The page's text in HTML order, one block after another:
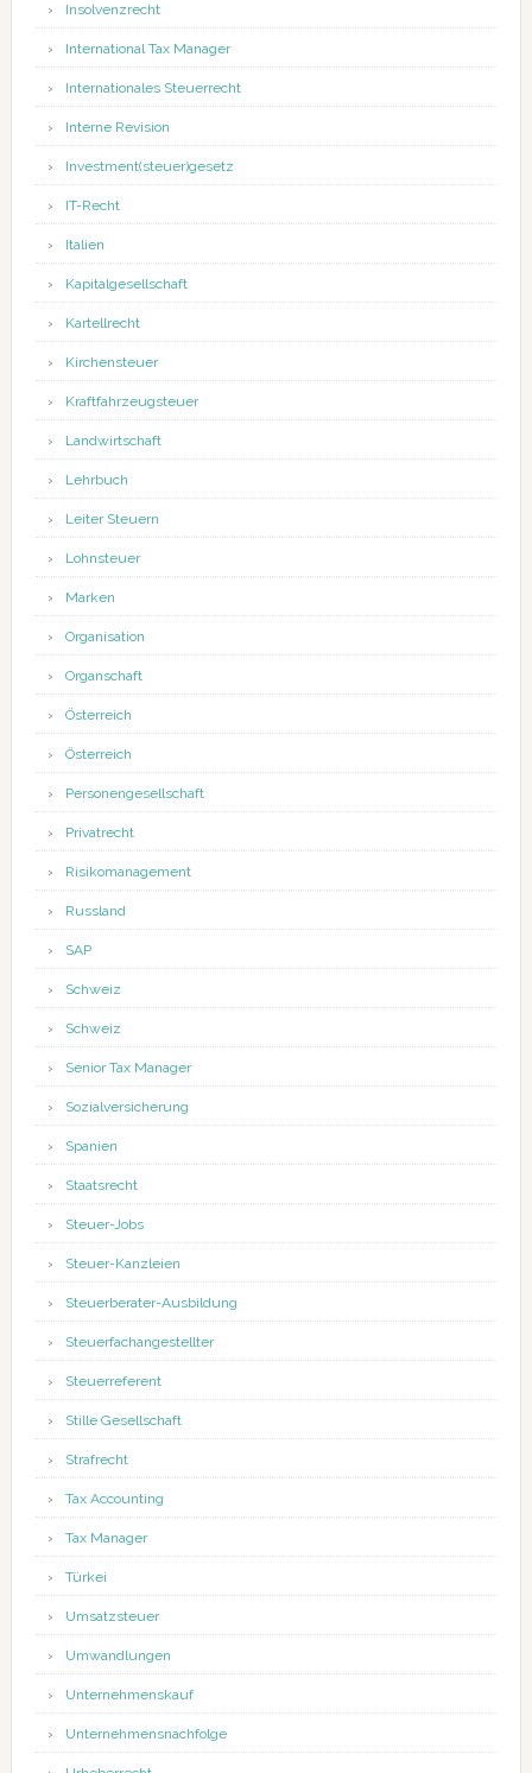
Insolvenzrecht
International Tax Manager
Internationales Steuerrecht
Interne Revision
Investment(steuer)gesetz
IT-Recht
Italien
Kapitalgesellschaft
Kartellrecht
Kirchensteuer
Kraftfahrzeugsteuer
Landwirtschaft
Lehrbuch
Leiter Steuern
Lohnsteuer
Marken
Organisation
Organschaft
Österreich
Österreich
Personengesellschaft
Privatrecht
Risikomanagement
Russland
SAP
Schweiz
Schweiz
Senior Tax Manager
Sozialversicherung
Spanien
Staatsrecht
Steuer-Jobs
Steuer-Kanzleien
Steuerberater-Ausbildung
Steuerfachangestellter
Steuerreferent
Stille Gesellschaft
Strafrecht
Tax Accounting
Tax Manager
Türkei
Umsatzsteuer
Umwandlungen
Unternehmenskauf
Unternehmensnachfolge